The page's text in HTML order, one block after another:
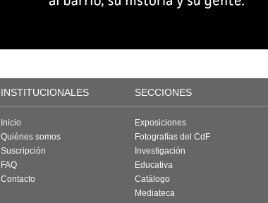
INSTITUCIONALES SECCIONES
Inicio
Quiénes somos
Suscripción
FAQ
Contacto
Exposiciones
Fotografías del CdF
Investigación
Educativa
Catálogo
Mediateca